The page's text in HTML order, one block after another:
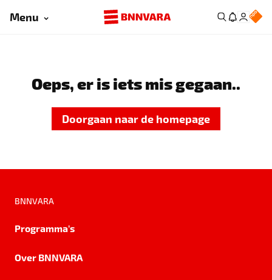
Menu
Oeps, er is iets mis gegaan..
Doorgaan naar de homepage
BNNVARA
Programma's
Over BNNVARA